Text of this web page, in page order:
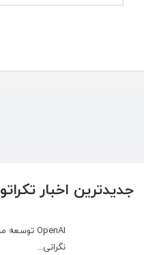
جدیدترین اخبار تکراتو
نگرانی...